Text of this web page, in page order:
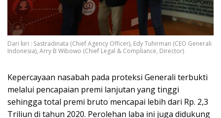
Dari kiri : Sastradinata (Chief Agency Officer), Edy Tuhirman (CEO Generali
Indonesia), Arry B Wibowo (Chief Legal & Compliance, Director)
Kepercayaan nasabah pada proteksi Generali terbukti
melalui pencapaian premi lanjutan yang tinggi
sehingga total premi bruto mencapai lebih dari Rp. 2,3
Triliun di tahun 2020. Perolehan laba ini juga didukung